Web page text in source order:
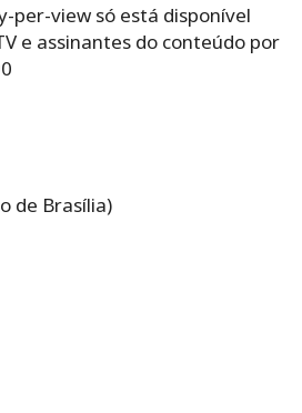
per-view só está disponível
e assinantes do conteúdo por
de Brasília)